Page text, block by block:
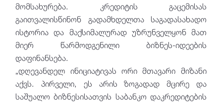
მომსახურება. კრედიტის გაცემისას
გაითვალისწინონ გადამხდელთა საგადასახადო
ისტორია და მაქსიმალურად უზრუნველყონ მათ
მიერ წარმოდგენილი ბიზნეს-იდეების
დაფინანსება.
„დღევანდელ ინიციატივას ორი მთავარი მიზანი
აქვს. პირველი, ეს არის ზოგადად მცირე და
საშუალო ბიზნესისათვის საბანკო დაკრედიტების